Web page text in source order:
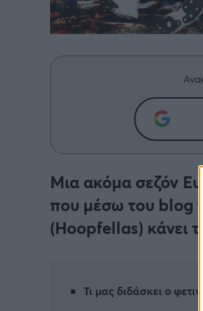
Μια ακόμα σεζόν
που μέσω του blog
(Hoopfellas) κάνει
Τι μας διδάσκει ο